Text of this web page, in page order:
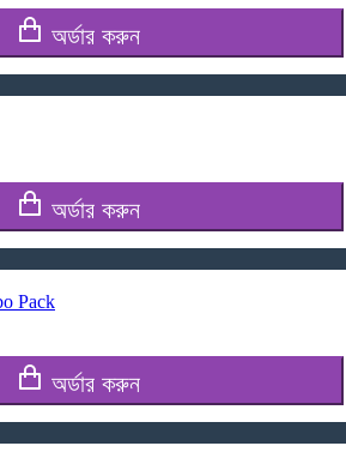
অর্ডার করুন
অর্ডার করুন
Pack
অর্ডার করুন